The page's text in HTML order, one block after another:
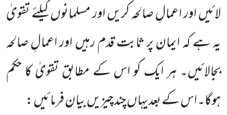
لائیں اور اعمالِ صالحہ کریں اور مسلمانوں کیلئے تقویٰ
یہ ہے کہ ایمان پر ثابت قدم رہیں اور اعمالِ صالحہ
بجالائیں۔ ہر ایک کو اس کے مطابق تقویٰ کا حکم
ہوگا۔اس کے بعدیہاں چند چیزیں بیان فرمائیں :